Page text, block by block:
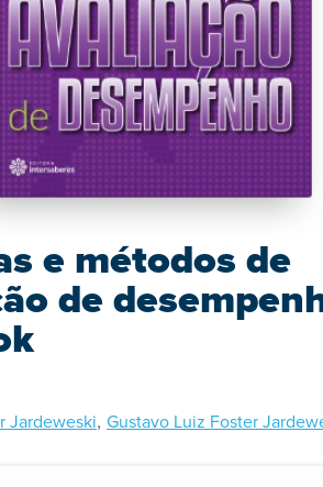
e métodos de
de
Jardeweski, Gustavo Luiz Foster